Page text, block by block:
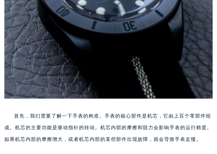
首先，我们需要了解一下手表的构造。手表的核心部件是机芯，它由上百个零部件组
成。机芯的主要功能是驱动指针的转动。机芯内部的摩擦和阻力会影响手表的运行精度。
如果机芯内部的摩擦增大，或者机芯内部的某些部件出现故障，就会导致手表走慢。